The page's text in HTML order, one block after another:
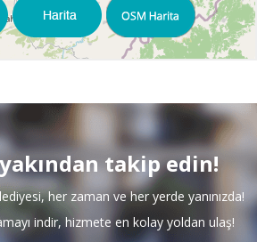
takip edin!
her zaman ve her yerde yanınızda!
indir, hizmete en kolay yoldan ulaş!